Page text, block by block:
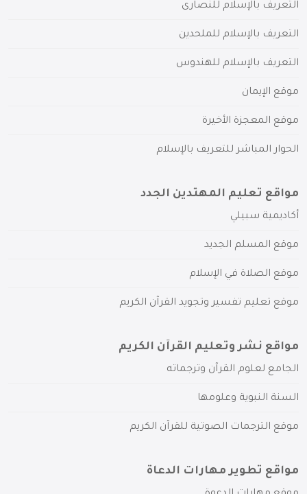
التعريف بالإسلام للنصارى
التعريف بالإسلام للملحدين
التعريف بالإسلام للهندوس
موقع الإيمان
موقع المعجزة الأخيرة
الحوار المباشر للتعريف بالإسلام
مواقع تعليم المهتدين الجدد
أكاديمية سبيلي
موقع المسلم الجديد
موقع الصلاة في الإسلام
موقع تعليم تفسير وتجويد القرآن الكريم
مواقع نشر وتعليم القرآن الكريم
الجامع لعلوم القرآن وترجماته
السنة النبوية وعلومها
موقع الترجمات الصوتية للقرآن الكريم
مواقع تطوير مهارات الدعاة